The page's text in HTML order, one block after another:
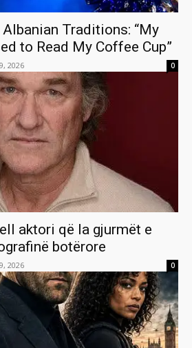
Traditions: “My
to Read My Coffee Cup”
2026 0
aktori që la gjurmët e
botërore
2026 0